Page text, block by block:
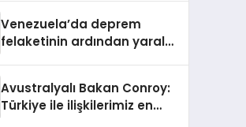
Venezuela’da deprem
felaketinin ardından yaralar
Avustralyalı Bakan Conroy:
Türkiye ile ilişkilerimiz en